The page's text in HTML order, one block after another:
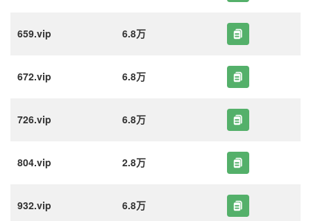
659.vip 6.8万
672.vip 6.8万
726.vip 6.8万
804.vip 2.8万
932.vip 6.8万